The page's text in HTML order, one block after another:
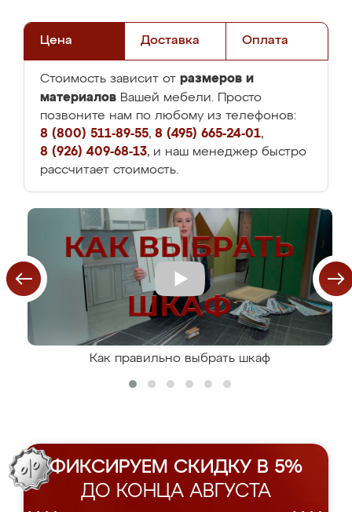
Цена Доставка Оплата
Стоимость зависит от размеров и
материалов Вашей мебели. Просто
позвоните нам по любому из телефонов:
8 (800) 511-89-55, 8 (495) 665-24-01,
8 (926) 409-68-13, и наш менеджер быстро
рассчитает стоимость.
Как правильно выбрать шкаф
ФИКСИРУЕМ СКИДКУ В 5%
ДО КОНЦА АВГУСТА